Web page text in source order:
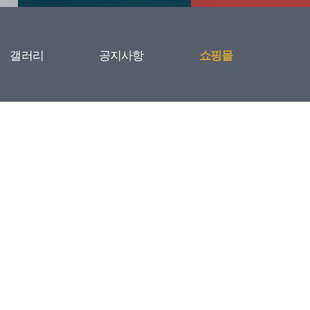
갤러리 공지사항 쇼핑몰